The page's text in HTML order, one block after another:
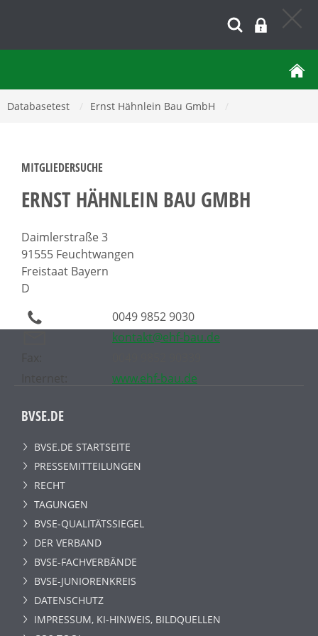
Databasetest Ernst Hähnlein Bau GmbH
MITGLIEDERSUCHE
ERNST HÄHNLEIN BAU GMBH
Daimlerstraße 3
91555 Feuchtwangen
Freistaat Bayern
D
0049 9852 9030
kontakt@ehf-bau.de
www.ehf-bau.de
BVSE.DE
BVSE.DE STARTSEITE
PRESSEMITTEILUNGEN
RECHT
TAGUNGEN
BVSE-QUALITÄTSSIEGEL
DER VERBAND
BVSE-FACHVERBÄNDE
BVSE-JUNIORENKREIS
DATENSCHUTZ
IMPRESSUM, KI-HINWEIS, BILDQUELLEN